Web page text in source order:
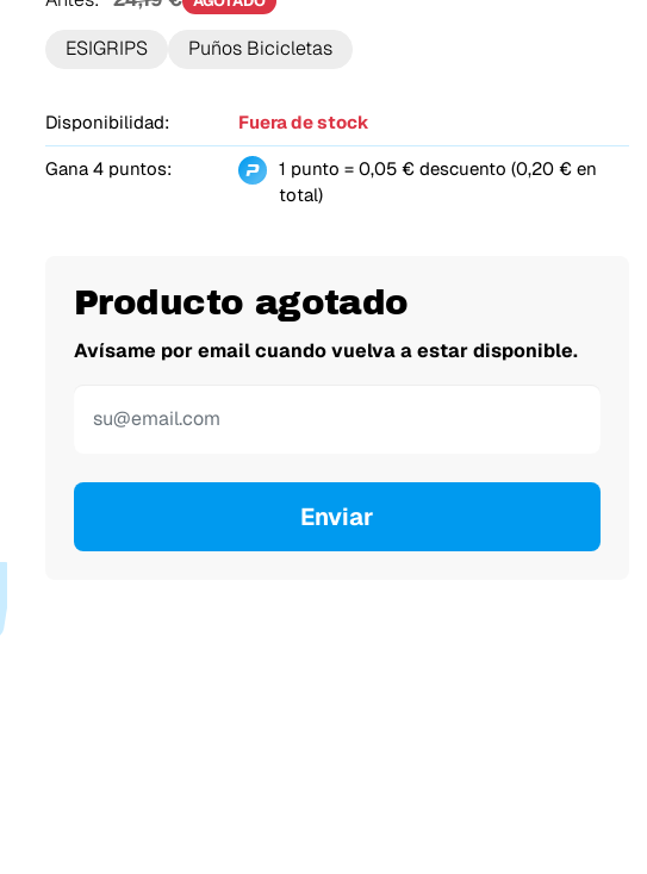
ESIGRIPS Puños Bicicletas
Disponibilidad: Fuera de stock
Gana 4 puntos:
1 punto = 0,05 € descuento (0,20 € en
total)
Producto agotado
Avísame por email cuando vuelva a estar disponible.
Enviar